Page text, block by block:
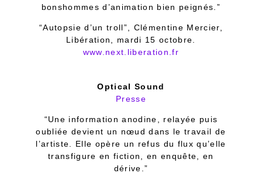
bonshommes d’animation bien peignés.”
“Autopsie d’un troll”, Clémentine Mercier,
Libération, mardi 15 octobre.
www.next.liberation.fr
Optical Sound
Presse
“Une information anodine, relayée puis
oubliée devient un nœud dans le travail de
l’artiste. Elle opère un refus du flux qu’elle
transfigure en fiction, en enquête, en
dérive.”